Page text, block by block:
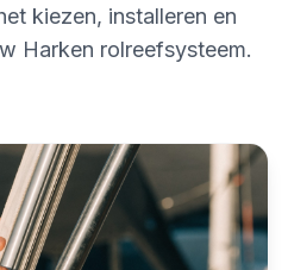
kiezen, installeren en
Harken rolreefsysteem.